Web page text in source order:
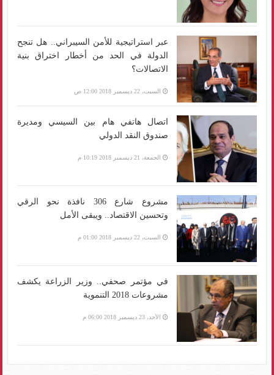
عبر استراتيجية للأمن السيبراني.. هل تنجح
الدولة في الحد من أخطار اختراق بنية
الاتصالات؟
السبت، 22 ديسمبر 2018 12:00 ص
اتصال هاتفي هام بين السيسي ومديرة
صندوق النقد الدولي
الجمعة، 21 ديسمبر 2018 10:19 م
مشروع شارع 306 نافذة نحو الرقي
وتحسين الاقتصاد.. ويبقى الأمل
السبت، 22 ديسمبر 2018 01:00 م
في مؤتمر صحفي.. وزير الزراعة يكشف
مشروعات 2018 التنموية
الأحد، 23 ديسمبر 2018 06:00 م